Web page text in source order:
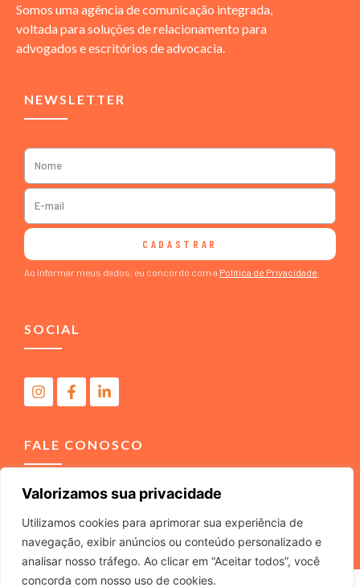
Valorizamos sua privacidade
Utilizamos cookies para aprimorar sua experiência de
navegação, exibir anúncios ou conteúdo personalizado e
analisar nosso tráfego. Ao clicar em “Aceitar todos”, você
concorda com nosso uso de cookies.
Somos uma agência de comunicação integrada,
voltada para soluções de relacionamento para
advogados e escritórios de advocacia.
NEWSLETTER
CADASTRAR
Ao informar meus dados, eu concordo com a Política de Privacidade
SOCIAL
FALE CONOSCO
(11) 4040-3666 contato@m2comunicacao.com.br